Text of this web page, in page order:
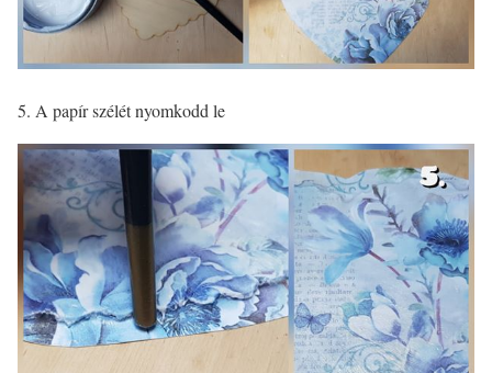
5. A papír szélét nyomkodd le